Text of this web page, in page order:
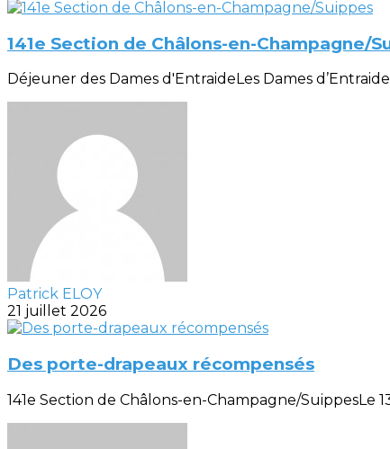
141e Section de Châlons-en-Champagne/
Déjeuner des Dames d'EntraideLes Dames
Patrick ELOY
21 juillet 2026
Des porte-drapeaux récompensés
141e Section de Châlons-en-Champagne/SuippesLe